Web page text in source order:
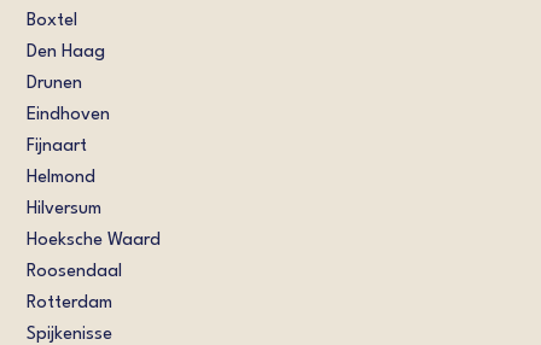
Boxtel
Den Haag
Drunen
Eindhoven
Fijnaart
Helmond
Hilversum
Hoeksche Waard
Roosendaal
Rotterdam
Spijkenisse